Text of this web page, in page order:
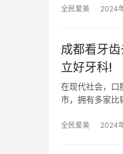
全民爱美 2024
成都看牙
立好牙科!
在现代社会，口
市，拥有多家比
全民爱美 2024